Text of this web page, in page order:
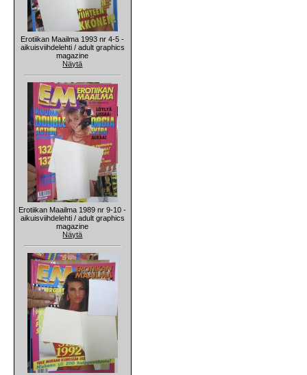
Erotiikan Maailma 1993 nr 4-5 -
aikuisviihdelehti / adult graphics
magazine
Näytä
Erotiikan Maailma 1989 nr 9-10 -
aikuisviihdelehti / adult graphics
magazine
Näytä